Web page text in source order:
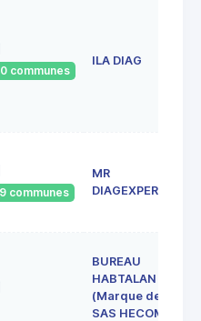
communes
ILA DIAG
communes
MR
DIAGEXPERTISE
BUREAU
HABTALAN
(Marque de la
SAS HECOME)